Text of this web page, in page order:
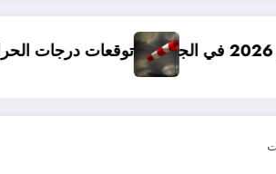
توقعات درجات الحرارة في خريف 2026 في الجزائر